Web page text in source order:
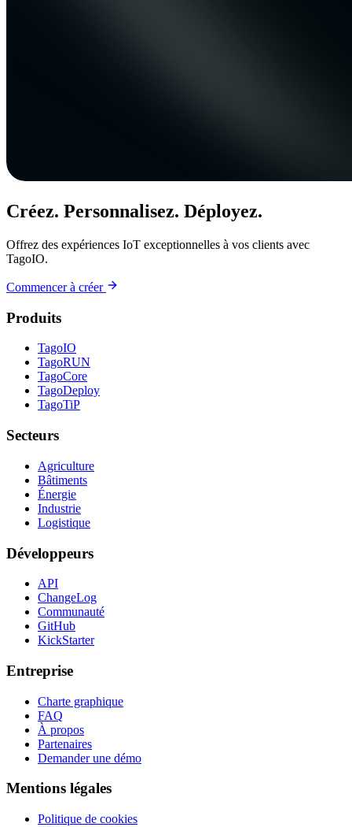
Créez. Personnalisez. Déployez.
Offrez des expériences IoT exceptionnelles à vos clients avec
TagoIO.
Commencer à créer
Produits
TagoIO
TagoRUN
TagoCore
TagoDeploy
TagoTiP
Secteurs
Agriculture
Bâtiments
Énergie
Industrie
Logistique
Développeurs
API
ChangeLog
Communauté
GitHub
KickStarter
Entreprise
Charte graphique
FAQ
À propos
Partenaires
Demander une démo
Mentions légales
Politique de cookies